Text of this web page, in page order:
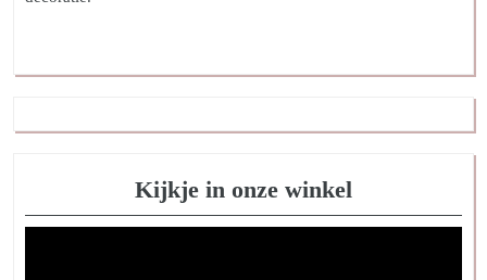
Kijkje in onze winkel